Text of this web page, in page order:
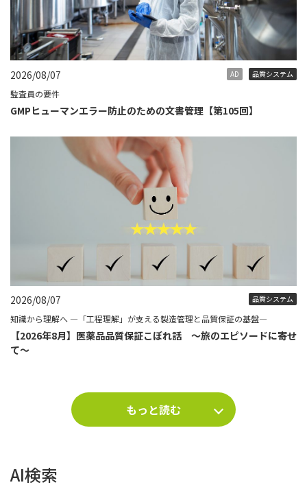
2026/08/07 AD 品質システム
監査員の要件
GMPヒューマンエラー防止のための文書管理【第105回】
2026/08/07 品質システム
知識から理解へ ―「工程理解」が支える製造管理と品質保証の基盤―
【2026年8月】医薬品品質保証こぼれ話 ～旅のエピソードに寄せ
て～
もっと読む
AI検索